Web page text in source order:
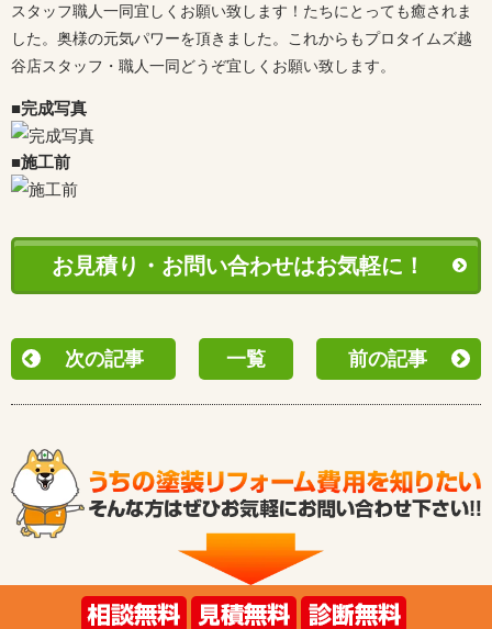
スタッフ職人一同宜しくお願い致します！たちにとっても癒されま
した。奥様の元気パワーを頂きました。これからもプロタイムズ越
谷店スタッフ・職人一同どうぞ宜しくお願い致します。
■完成写真
■施工前
お見積り・お問い合わせはお気軽に！
次の記事 一覧 前の記事